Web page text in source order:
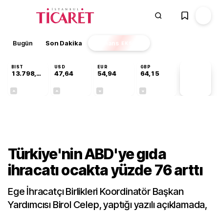
Bugün Son Dakika Finans EKSTRA
BIST
13.798,82
USD
47,64
EUR
54,94
GBP
64,15
Türkiye'nin ABD'ye gıda
ihracatı ocakta yüzde 76 arttı
Ege İhracatçı Birlikleri Koordinatör Başkan
Yardımcısı Birol Celep, yaptığı yazılı açıklamada,